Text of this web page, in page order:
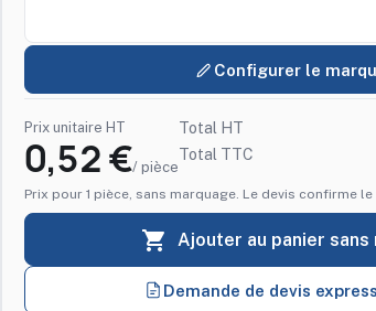
Configurer le
Prix unitaire HT
0,52 €/ pièce
Total HT
Total TTC
Prix pour 1 pièce, sans marquage. Le devis confirme
 Ajouter au panier sans
Demande de devis